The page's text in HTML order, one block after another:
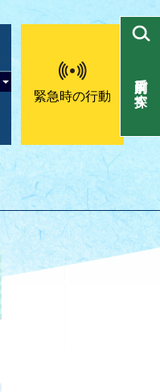
緊急時の行動 目的別で探す